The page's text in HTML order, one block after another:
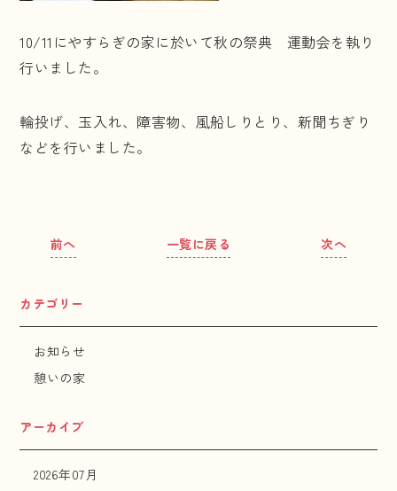
10/11にやすらぎの家に於いて秋の祭典 運動会を執り
行いました。
輪投げ、玉入れ、障害物、風船しりとり、新聞ちぎり
などを行いました。
前へ 一覧に戻る 次へ
カテゴリー
お知らせ
憩いの家
アーカイブ
2026年07月